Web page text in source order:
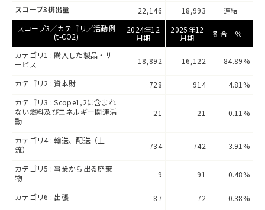
スコープ3排出量 22,146 18,993
連結
スコープ3／カテゴリ／活動例
(t-CO2)
2024年12
月期
2025年12
月期
割合［％］
カテゴリ1 : 購入した製品・サ
ービス
18,892 16,122 84.89%
カテゴリ2 : 資本財 728 914
4.81%
カテゴリ3 : Scope1,2に含まれ
ない燃料及びエネルギー関連活
動
21 21 0.11%
カテゴリ4 : 輸送、配送（上
流）
734 742 3.91%
カテゴリ5 : 事業から出る廃棄
物
9 91 0.48%
カテゴリ6 : 出張 87 72
0.38%